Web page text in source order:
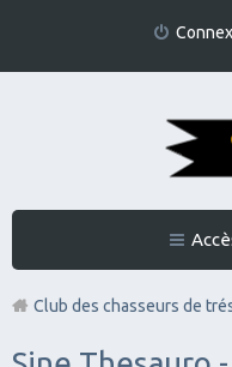
Club des chasseurs de